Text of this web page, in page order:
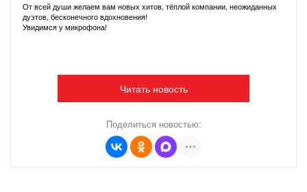
От всей души желаем вам новых хитов, тёплой компании, неожиданных
дуэтов, бесконечного вдохновения!
Увидимся у микрофона!
Читать новость
Поделиться новостью: